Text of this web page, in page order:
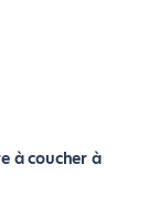
à coucher à